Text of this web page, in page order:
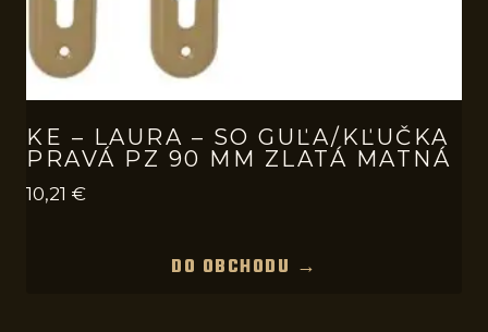
KE – LAURA – SO GUĽA/KĽUČKA
PRAVÁ PZ 90 MM ZLATÁ MATNÁ
10,21 €
DO OBCHODU →